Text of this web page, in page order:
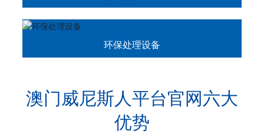
环保处理设备
澳门威尼斯人平台官网六大
优势